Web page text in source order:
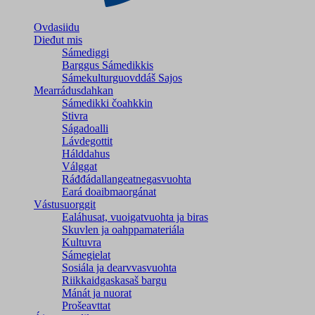
Ovdasiidu
Dieđut mis
Sámediggi
Barggus Sámedikkis
Sámekulturguovddáš Sajos
Mearrádusdahkan
Sámedikki čoahkkin
Stivra
Ságadoalli
Lávdegottit
Hálddahus
Válggat
Ráđđádallangeatnegas­vuohta
Eará doaibmaorgánat
Vástusuorggit
Ealáhusat, vuoigatvuohta ja biras
Skuvlen ja oahppamateriála
Kultuvra
Sámegielat
Sosiála ja dearvvasvuohta
Riikkaidgaskasaš bargu
Mánát ja nuorat
Prošeavttat